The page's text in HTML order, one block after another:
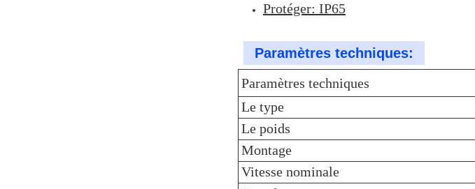
Protéger: IP65
Paramètres techniques:
Paramètres techniques
Le type
Le poids
Montage
Vitesse nominale